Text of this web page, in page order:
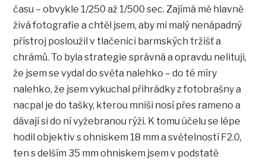
času – obvykle 1/250 až 1/500 sec. Zajímá mě hlavně
živá fotografie a chtěl jsem, aby mi malý nenápadný
přístroj posloužil v tlačenici barmských tržišť a
chrámů. To byla strategie správná a opravdu nelituji,
že jsem se vydal do světa nalehko – do té míry
nalehko, že jsem vykuchal přihrádky z fotobrašny a
nacpal je do tašky, kterou mniši nosí přes rameno a
dávají si do ní vyžebranou rýži. K tomu účelu se lépe
hodil objektiv s ohniskem 18 mm a světelností F2.0,
ten s delším 35 mm ohniskem jsem v podstatě